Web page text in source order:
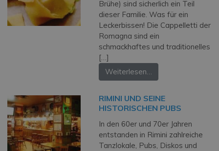
Brühe) sind sicherlich ein Teil
dieser Familie. Was für ein
Leckerbissen! Die Cappelletti der
Romagna sind ein
schmackhaftes und traditionelles
[…]
Weiterlesen…
RIMINI UND SEINE
HISTORISCHEN PUBS
In den 60er und 70er Jahren
entstanden in Rimini zahlreiche
Tanzlokale, Pubs, Diskos und